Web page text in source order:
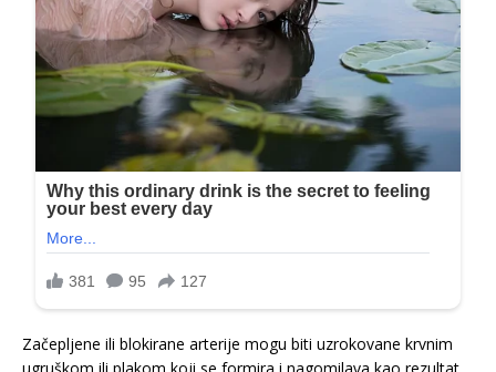
Začepljene ili blokirane arterije mogu biti uzrokovane krvnim
ugruškom ili plakom koji se formira i nagomilava kao rezultat